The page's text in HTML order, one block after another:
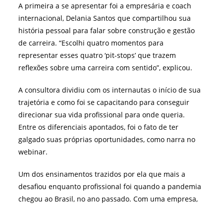
A primeira a se apresentar foi a empresária e coach
internacional, Delania Santos que compartilhou sua
história pessoal para falar sobre construção e gestão
de carreira. “Escolhi quatro momentos para
representar esses quatro ‘pit-stops’ que trazem
reflexões sobre uma carreira com sentido”, explicou.
A consultora dividiu com os internautas o início de sua
trajetória e como foi se capacitando para conseguir
direcionar sua vida profissional para onde queria.
Entre os diferenciais apontados, foi o fato de ter
galgado suas próprias oportunidades, como narra no
webinar.
Um dos ensinamentos trazidos por ela que mais a
desafiou enquanto profissional foi quando a pandemia
chegou ao Brasil, no ano passado. Com uma empresa,